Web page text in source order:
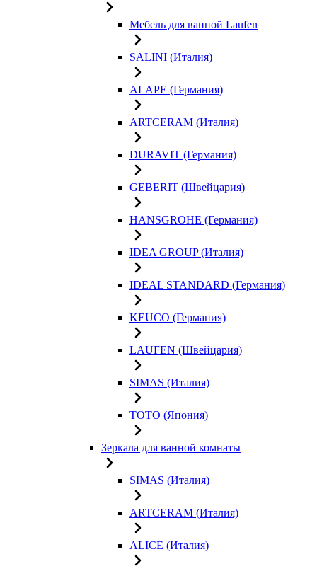
Мебель для ванной Laufen
SALINI (Италия)
ALAPE (Германия)
ARTCERAM (Италия)
DURAVIT (Германия)
GEBERIT (Швейцария)
HANSGROHE (Германия)
IDEA GROUP (Италия)
IDEAL STANDARD (Германия)
KEUCO (Германия)
LAUFEN (Швейцария)
SIMAS (Италия)
TOTO (Япония)
Зеркала для ванной комнаты
SIMAS (Италия)
ARTCERAM (Италия)
ALICE (Италия)